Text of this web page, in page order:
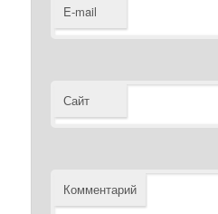
E-mail
Сайт
Комментарий